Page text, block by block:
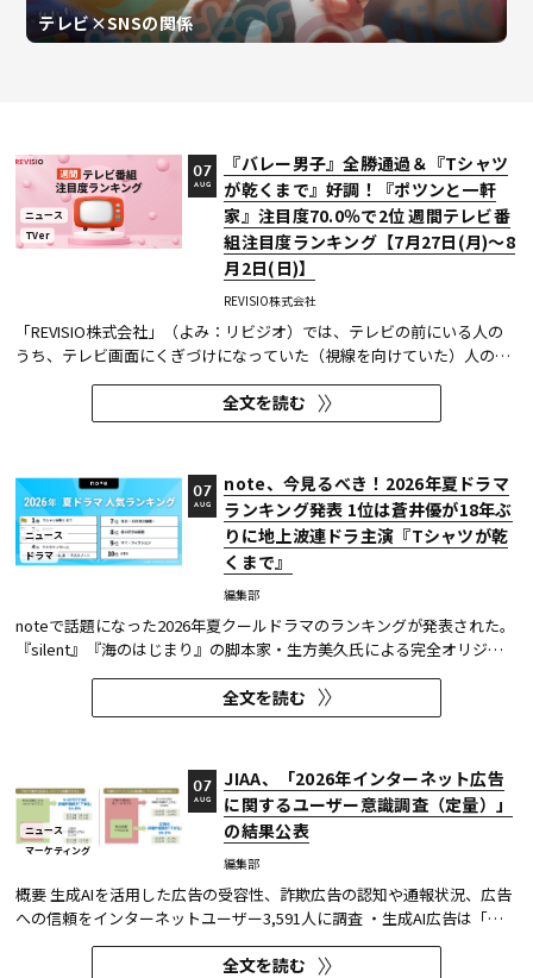
テレビ×SNSの関係
ニュース
TVer
『バレー男子』全勝通過＆『Tシャツ
が乾くまで』好調！『ポツンと一軒
家』注目度70.0％で2位 週間テレビ番
組注目度ランキング【7月27日(月)～8
月2日(日)】
REVISIO株式会社
07
AUG
「REVISIO株式会社」（よみ：リビジオ）では、テレビの前にいる人の
うち、テレビ画面にくぎづけになっていた（視線を向けていた）人の割
合がわかる「注目度」を用いて、「個人全体」ならびにREVISIOで定義
した「コア視聴層（男女13歳～49歳）」のテレビ番組ランキングを公開
している。
全文を読む
ニュース
ドラマ
note、今見るべき！2026年夏ドラマ
ランキング発表 1位は蒼井優が18年ぶ
りに地上波連ドラ主演『Tシャツが乾
くまで』
編集部
07
AUG
noteで話題になった2026年夏クールドラマのランキングが発表された。
『silent』『海のはじまり』の脚本家・生方美久氏による完全オリジナ
ル作品で、蒼井優が18年ぶりに地上波連続ドラマの主演を務めた『Tシ
ャツが乾くまで』が第1位に輝いた。 また今回、Netflixの『ガス人間』
が3位にランクイン。春クールの『九条の大罪』に続き、2クール...
全文を読む
ニュース
マーケティング
JIAA、「2026年インターネット広告
に関するユーザー意識調査（定量）」
の結果公表
編集部
07
AUG
概要 生成AIを活用した広告の受容性、詐欺広告の認知や通報状況、広告
への信頼をインターネットユーザー3,591人に調査 ・生成AI広告は「条
件が整えば活用してよい」が52.0%。AI活用の明示や権利処理など、透
明性への配慮が受容の前提になる。 ・詐欺広告は各タイプとも70％の認
全文を読む